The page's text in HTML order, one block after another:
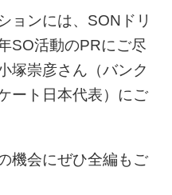
ョンには、SONドリ
SO活動のPRにご尽
塚崇彦さん（バンク
ート日本代表）にご
機会にぜひ全編もご